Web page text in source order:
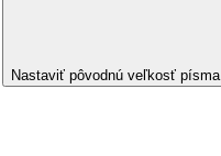
Nastaviť pôvodnú veľkosť písma